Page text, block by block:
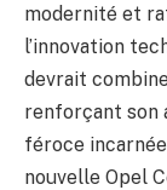
modernité et
l’innovation
devrait
renforçant son
féroce
nouvelle Opel